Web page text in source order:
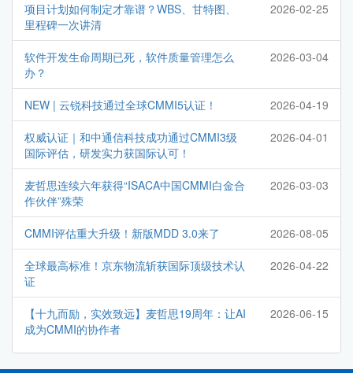
项目计划如何制定才靠谱？WBS、甘特图、
里程碑一次讲清
2026-02-25
软件开发生命周期已死，软件质量管理怎么
办？
2026-03-04
NEW | 云锐科技通过全球CMMI5认证！ 2026-04-19
权威认证｜和中通信科技成功通过CMMI3级
国际评估，研发实力获国际认可！
2026-04-01
麦哲思连续六年获得“ISACA中国CMMI白金合
作伙伴”殊荣
2026-03-03
CMMI评估重大升级！新版MDD 3.0来了 2026-08-05
全球最高标准！京东物流斩获国际顶级技术认
证
2026-04-22
【十九而励，实效致远】麦哲思19周年：让AI
成为CMMI的协作者
2026-06-15